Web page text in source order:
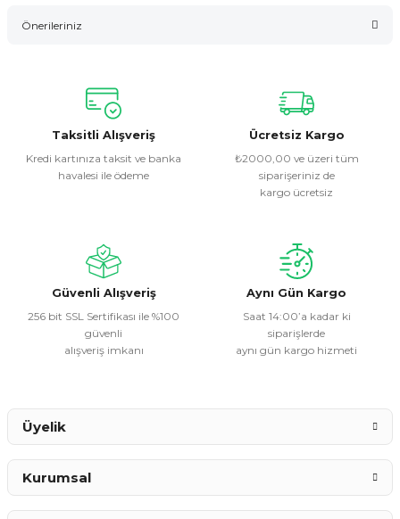
Önerileriniz
konularda yetersiz gördüğünüz noktaları öneri formunu
kullanarak tarafımıza iletebilirsiniz.
Görüş ve önerileriniz için teşekkür ederiz.
Ürün resmi kalitesiz, bozuk veya görüntülenemiyor.
Ürün fiyatı diğer sitelerden daha pahalı.
Bu ürüne benzer farklı alternatifler olmalı.
Taksitli Alışveriş
Kredi kartınıza taksit ve banka
havalesi ile ödeme
Ücretsiz Kargo
₺2000,00 ve üzeri tüm
siparişeriniz de
kargo ücretsiz
Güvenli Alışveriş
256 bit SSL Sertifikası ile %100
güvenli
alışveriş imkanı
Aynı Gün Kargo
Saat 14:00’a kadar ki
siparişlerde
aynı gün kargo hizmeti
Üyelik
Kurumsal